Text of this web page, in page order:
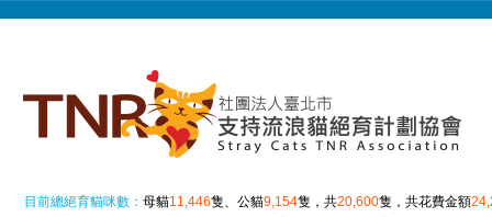
目前總絕育貓咪數：母貓11,446隻、公貓9,154隻，共20,600隻，共花費金額